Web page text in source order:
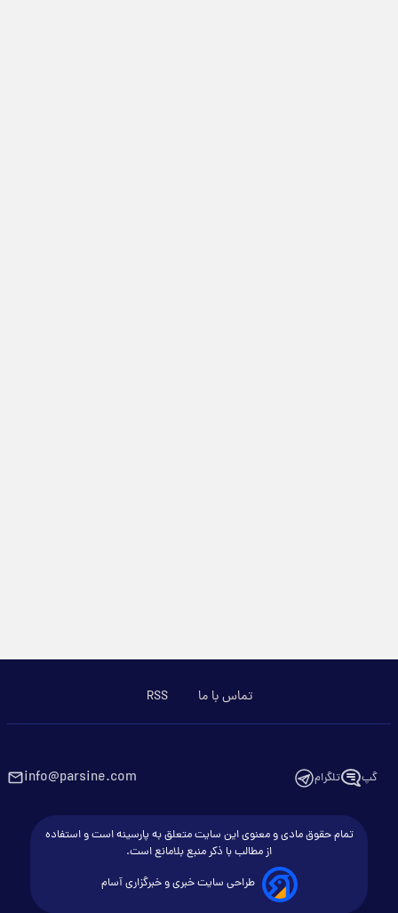
تماس با ما RSS
گپ تلگرام info@parsine.com
تمام حقوق مادی و معنوی این سایت متعلق به پارسینه است و استفاده
از مطالب با ذکر منبع بلامانع است.
طراحی سایت خبری و خبرگزاری آسام